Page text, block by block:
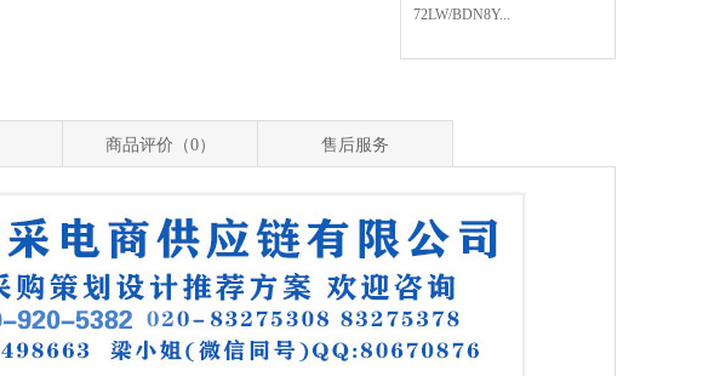
72LW/BDN8Y...
商品评价（0） 售后服务